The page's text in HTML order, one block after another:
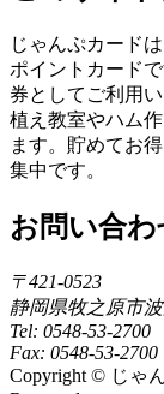
じゃんぷカード
ポイントカード
券としてご利用
植え教室やハム
ます。貯めてお
集中です。
お問い合わ
〒421-0523
静岡県牧之原市波
Tel: 0548-53-2700
Fax: 0548-53-2700
Copyright © じゃ